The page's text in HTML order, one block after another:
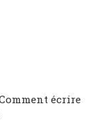
écrire